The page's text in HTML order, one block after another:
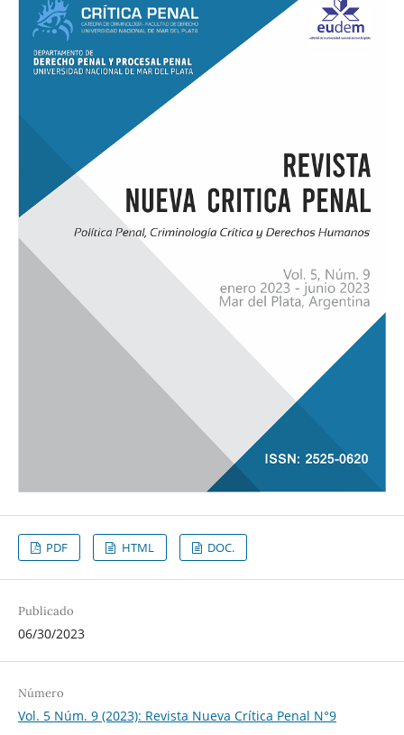
PDF HTML DOC.
Publicado
06/30/2023
Número
Vol. 5 Núm. 9 (2023): Revista Nueva Crí­tica Penal N°9